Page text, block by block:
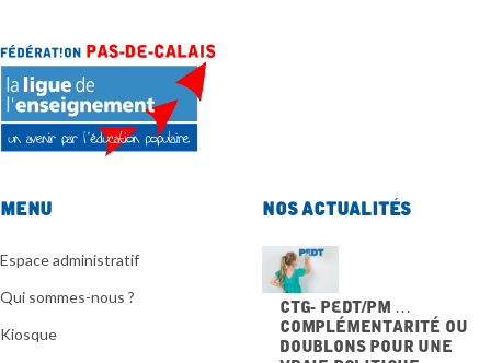
Menu
Espace administratif
Qui sommes-nous ?
Kiosque
Nos actualités
CTG- PEdT/PM …
Complémentarité ou
doublons pour une